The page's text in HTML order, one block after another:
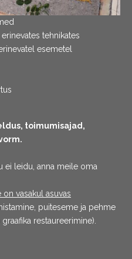
tehnikates
esemetel
toimumisajad,
ei leidu, anna meile oma
vasakul asuvas
puiteseme ja pehme
restaureerimine).